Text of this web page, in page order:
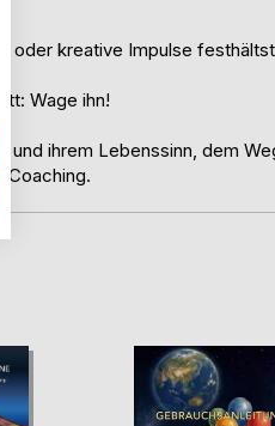
oder kreative Impulse
Wage ihn!
ihrem Lebenssinn, dem
Coaching.